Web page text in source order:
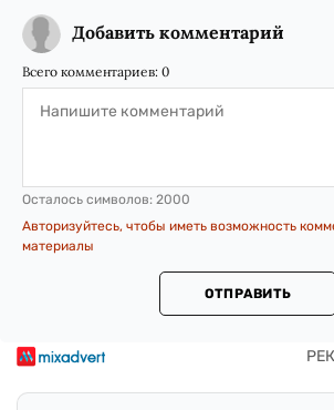
Добавить комментарий
Всего комментариев: 0
Осталось символов: 2000
Авторизуйтесь, чтобы иметь возможность
материалы
ОТПРАВИТЬ